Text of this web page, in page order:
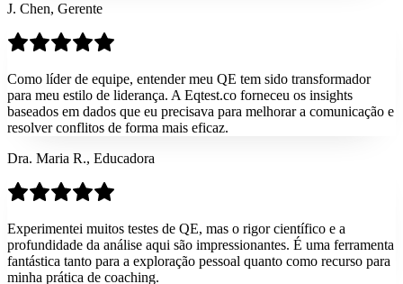
J. Chen, Gerente
Como líder de equipe, entender meu QE tem sido transformador
para meu estilo de liderança. A Eqtest.co forneceu os insights
baseados em dados que eu precisava para melhorar a comunicação e
resolver conflitos de forma mais eficaz.
Dra. Maria R., Educadora
Experimentei muitos testes de QE, mas o rigor científico e a
profundidade da análise aqui são impressionantes. É uma ferramenta
fantástica tanto para a exploração pessoal quanto como recurso para
minha prática de coaching.